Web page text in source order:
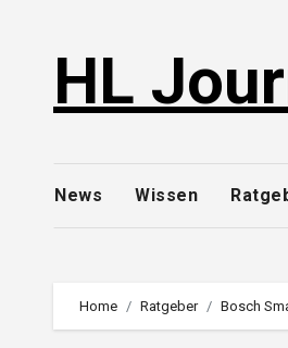
HL
News Wissen
Home Ratgeber Bosch